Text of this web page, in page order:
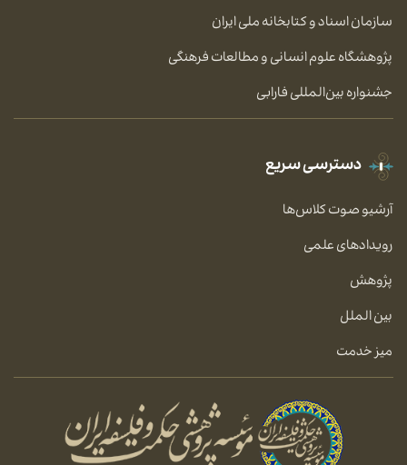
سازمان اسناد و کتابخانه ملی ایران
پژوهشگاه علوم انسانی و مطالعات فرهنگی
جشنواره بین‌المللی فارابی
دسترسی سریع
آرشیو صوت کلاس‌ها
رویدادهای علمی
پژوهش
بین الملل
میز خدمت